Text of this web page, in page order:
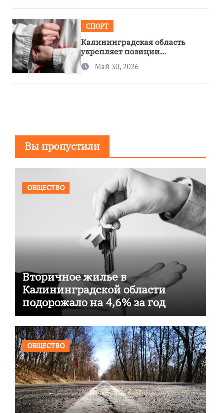
СПОРТ
Калининградская область
укрепляет позиции
спортивного региона
Май 30, 2026
Вы пропустили
ОБЩЕСТВО
Вторичное жилье в
Калининградской области
подорожало на 4,6% за год
ОБЩЕСТВО